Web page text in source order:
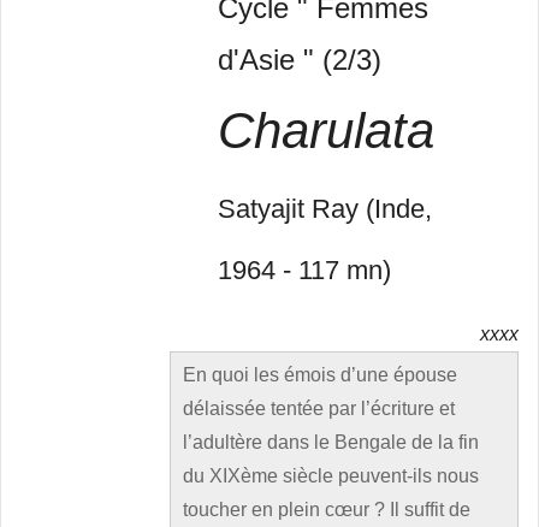
Cycle " Femmes
d'Asie " (2/3)
Charulata
Satyajit Ray (Inde,
1964 - 117 mn)
xxxx
En quoi les émois d’une épouse
délaissée tentée par l’écriture et
l’adultère dans le Bengale de la fin
du XIXème siècle peuvent-ils nous
toucher en plein cœur ? Il suffit de